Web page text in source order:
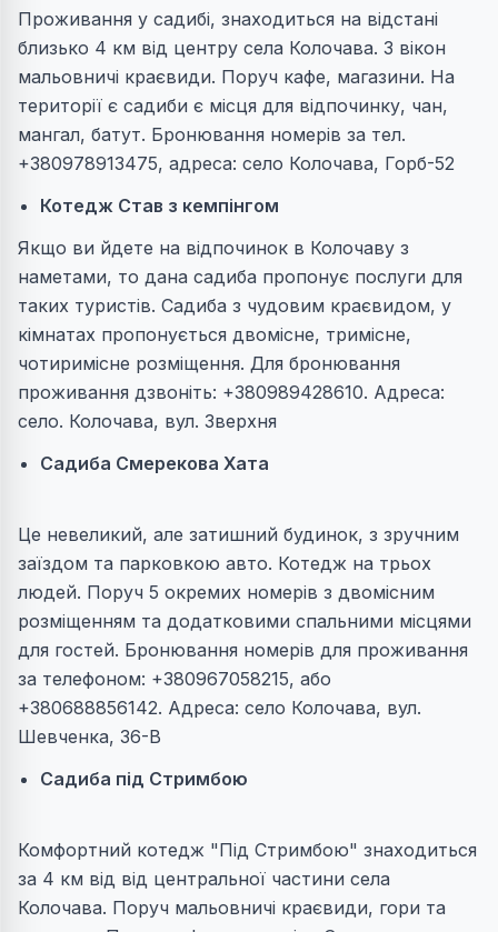
Проживання у садибі, знаходиться на відстані
близько 4 км від центру села Колочава. З вікон
мальовничі краєвиди. Поруч кафе, магазини. На
території є садиби є місця для відпочинку, чан,
мангал, батут. Бронювання номерів за тел.
+380978913475, адреса: село Колочава, Горб-52
Котедж Став з кемпінгом
Якщо ви йдете на відпочинок в Колочаву з
наметами, то дана садиба пропонує послуги для
таких туристів. Садиба з чудовим краєвидом, у
кімнатах пропонується двомісне, тримісне,
чотиримісне розміщення. Для бронювання
проживання дзвоніть: +380989428610. Адреса:
село. Колочава, вул. Зверхня
Садиба Смерекова Хата
Це невеликий, але затишний будинок, з зручним
заїздом та парковкою авто. Котедж на трьох
людей. Поруч 5 окремих номерів з двомісним
розміщенням та додатковими спальними місцями
для гостей. Бронювання номерів для проживання
за телефоном: +380967058215, або
+380688856142. Адреса: село Колочава, вул.
Шевченка, 36-В
Садиба під Стримбою
Комфортний котедж "Під Стримбою" знаходиться
за 4 км від від центральної частини села
Колочава. Поруч мальовничі краєвиди, гори та